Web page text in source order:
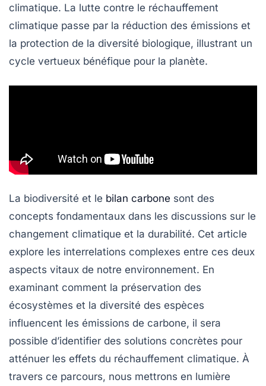
climatique. La lutte contre le réchauffement
climatique passe par la réduction des émissions et
la protection de la diversité biologique, illustrant un
cycle vertueux bénéfique pour la planète.
La biodiversité et le bilan carbone sont des
concepts fondamentaux dans les discussions sur le
changement climatique et la durabilité. Cet article
explore les interrelations complexes entre ces deux
aspects vitaux de notre environnement. En
examinant comment la préservation des
écosystèmes et la diversité des espèces
influencent les émissions de carbone, il sera
possible d’identifier des solutions concrètes pour
atténuer les effets du réchauffement climatique. À
travers ce parcours, nous mettrons en lumière